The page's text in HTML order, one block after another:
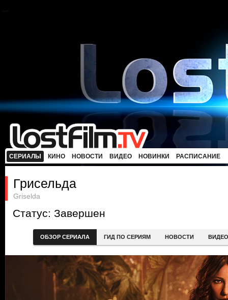
СЕРИАЛЫ КИНО НОВОСТИ ВИДЕО НОВИНКИ РАСПИСАНИЕ
Грисельда
Griselda
Статус: Завершен
ОБЗОР СЕРИАЛА ГИД ПО СЕРИЯМ НОВОСТИ ВИДЕО